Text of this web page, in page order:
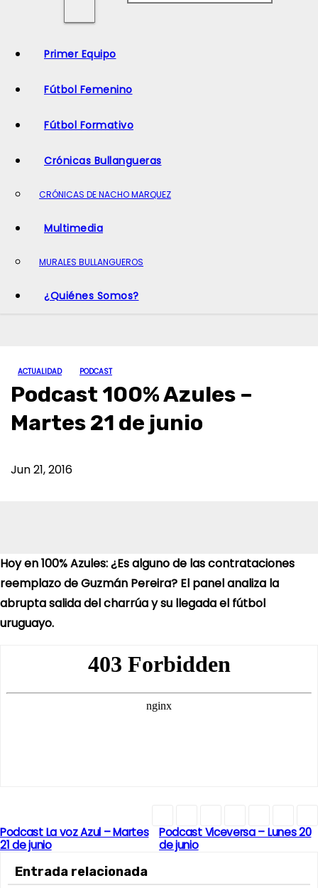
Primer Equipo
Fútbol Femenino
Fútbol Formativo
Crónicas Bullangueras
CRÓNICAS DE NACHO MARQUEZ
Multimedia
MURALES BULLANGUEROS
¿Quiénes Somos?
ACTUALIDAD PODCAST
Podcast 100% Azules –
Martes 21 de junio
Jun 21, 2016
Hoy en 100% Azules: ¿Es alguno de las contrataciones
reemplazo de Guzmán Pereira? El panel analiza la
abrupta salida del charrúa y su llegada el fútbol
uruguayo.
N
Podcast Viceversa – Lunes 20
de junio
Podcast La voz Azul – Martes
21 de junio
Entrada relacionada